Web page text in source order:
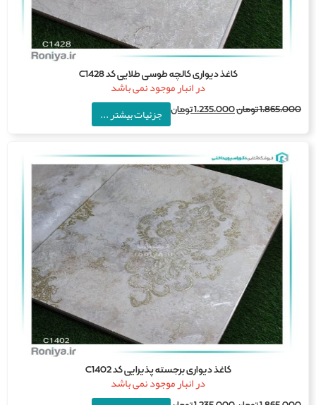
کاغذ دیواری کالچه طوسی طلایی کد C1428
در انبار موجود نمی باشد
تومان1,235,000تومان جزئیات بیشتر ...
کاغذ دیواری برجسته پذیرایی کد C1402
در انبار موجود نمی باشد